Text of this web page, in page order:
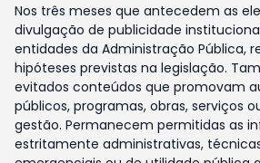
Nos três meses que antecedem as
divulgação de publicidade
entidades da Administração Pública,
hipóteses previstas na legislação.
evitados conteúdos que promovam
públicos, programas, obras, serviços
gestão. Permanecem permitidas as
estritamente administrativas,